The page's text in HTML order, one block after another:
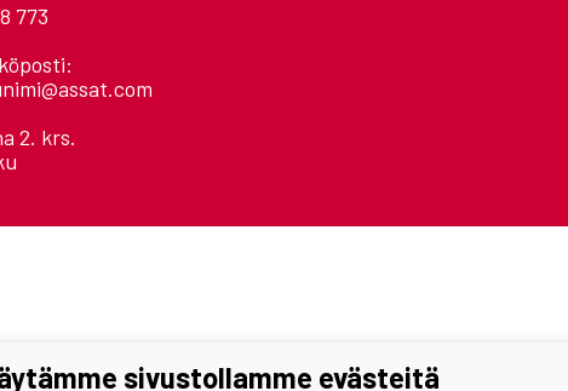
773
2. krs.
sivustollamme evästeitä